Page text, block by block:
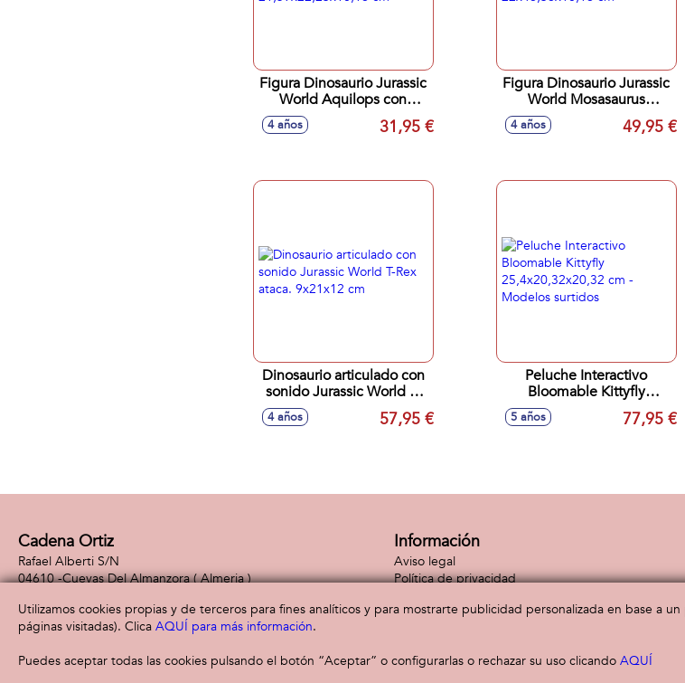
Figura Dinosaurio Jurassic
World Aquilops con
21,59x22,23x10,16 cm
4 años 31,95 €
Figura Dinosaurio Jurassic
World Mosasaurus
22x46,36x10,16 cm
4 años 49,95 €
Dinosaurio articulado con
sonido Jurassic World T-
Rex ataca. 9x21x12 cm
4 años 57,95 €
Peluche Interactivo
Bloomable Kittyfly
25,4x20,32x20,32 cm -
Modelos surtidos
5 años 77,95 €
Cadena Ortiz
Rafael Alberti S/N
04610 -Cuevas Del Almanzora( Almeria )
Información
Aviso legal
Política de privacidad
Utilizamos cookies propias y de terceros para fines analíticos y para mostrarte publicidad personalizada en base a
páginas visitadas). Clica AQUÍ para más información.
Puedes aceptar todas las cookies pulsando el botón “Aceptar” o configurarlas o rechazar su uso clicando AQUÍ